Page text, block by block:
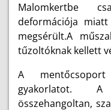
Malomkertbe
deformációja
megsérült.A
tűzoltóknak kellett
A
gyakorlatot. A
összehangoltan,